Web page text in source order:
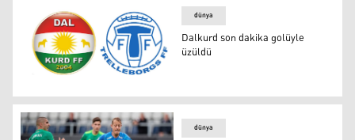
Dalkurd son dakika golüyle üzüldü
dünya
Dalkurd son dakika golüyle
üzüldü
dünya